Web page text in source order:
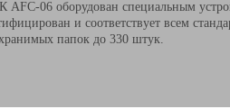
06 оборудован специальным
и соответствует всем
папок до 330 штук.